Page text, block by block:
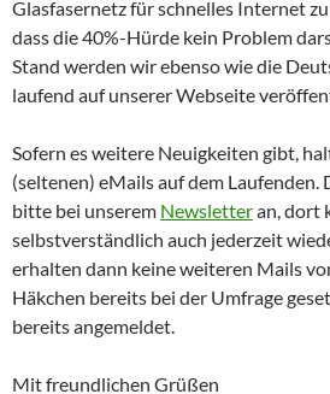
Glasfasernetz für schnelles Internet
dass die 40%-Hürde kein Problem
Stand werden wir ebenso wie die
laufend auf unserer Webseite
Sofern es weitere Neuigkeiten gibt,
(seltenen) eMails auf dem Laufenden.
bitte bei unserem Newsletteran, dort
selbstverständlich auch jederzeit
erhalten dann keine weiteren Mails
Häkchen bereits bei der Umfrage
bereits angemeldet.
Mit freundlichen Grüßen